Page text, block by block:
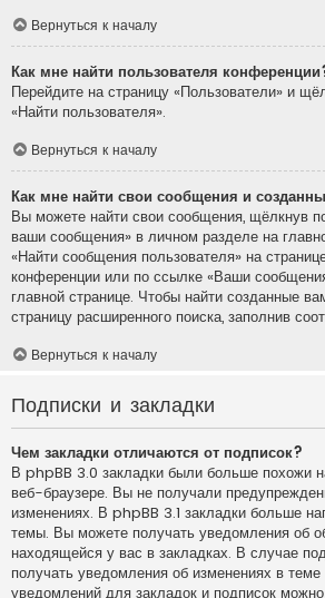
Вернуться к началу
Как мне найти пользователя
Перейдите на страницу «Пользователи» и
«Найти пользователя».
Вернуться к началу
Как мне найти свои сообщения и
Вы можете найти свои сообщения, щёлкнув
ваши сообщения» в личном разделе на
«Найти сообщения пользователя» на
конференции или по ссылке «Ваши
главной странице. Чтобы найти созданные
страницу расширенного поиска, заполнив
Вернуться к началу
Подписки и закладки
Чем закладки отличаются от подписок?
В phpBB 3.0 закладки были больше похожи
веб-браузере. Вы не получали
изменениях. В phpBB 3.1 закладки больше
темы. Вы можете получать уведомления об
находящейся у вас в закладках. В случае
получать уведомления об изменениях в
уведомлений для закладок и подписок